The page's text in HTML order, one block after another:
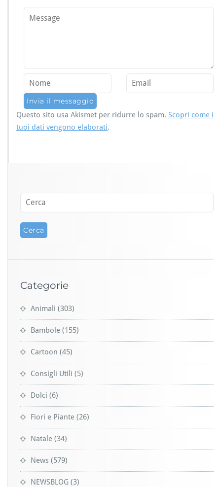
Questo sito usa Akismet per ridurre lo spam. Scopri come i
tuoi dati vengono elaborati.
Categorie
Animali (303)
Bambole (155)
Cartoon (45)
Consigli Utili (5)
Dolci (6)
Fiori e Piante (26)
Natale (34)
News (579)
NEWSBLOG (3)